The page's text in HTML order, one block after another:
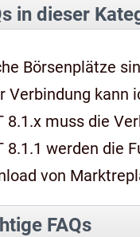
in dieser
Börsenplätze
Verbindung kann
8.1.x muss die
8.1.1 werden die
von
FAQs